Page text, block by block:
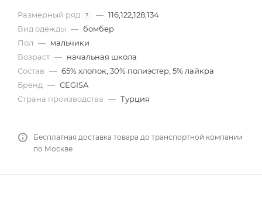
Размерный ряд ? — 116,122,128,134
Вид одежды — бомбер
Пол — мальчики
Возраст — начальная школа
Состав — 65% хлопок, 30% полиэстер, 5% лайкра
Бренд — CEGISA
Страна производства — Турция
Бесплатная доставка товара до транспортной компании
по Москве